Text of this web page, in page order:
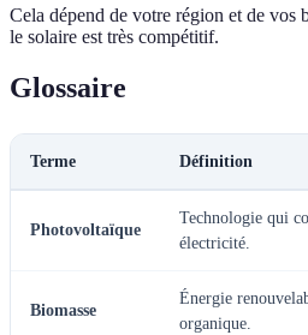
Cela dépend de votre région et de vos
le solaire est très compétitif.
Glossaire
Terme Définition
Photovoltaïque
Technologie qui
électricité.
Biomasse
Énergie
organique.